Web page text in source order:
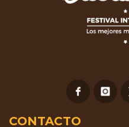
CONTACTO